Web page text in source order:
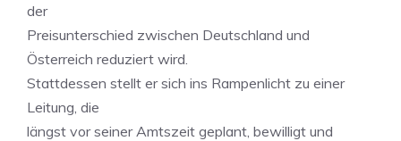
der
Preisunterschied zwischen Deutschland und
Österreich reduziert wird.
Stattdessen stellt er sich ins Rampenlicht zu einer
Leitung, die
längst vor seiner Amtszeit geplant, bewilligt und